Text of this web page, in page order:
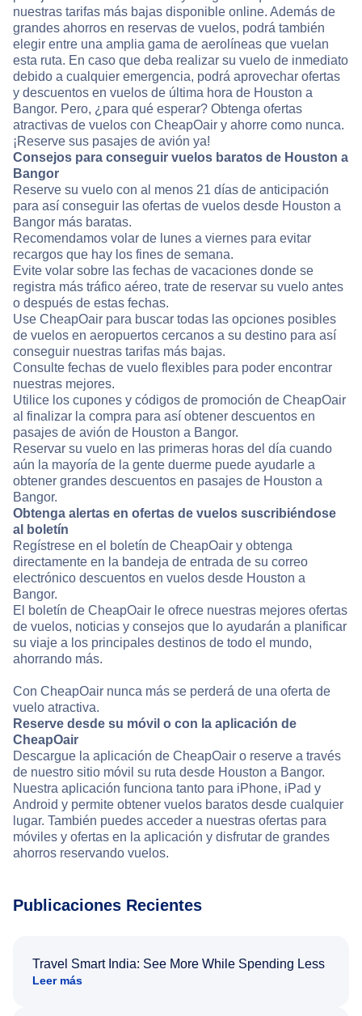
nuestras tarifas más bajas disponible online. Además de
grandes ahorros en reservas de vuelos, podrá también
elegir entre una amplia gama de aerolíneas que vuelan
esta ruta. En caso que deba realizar su vuelo de inmediato
debido a cualquier emergencia, podrá aprovechar ofertas
y descuentos en vuelos de última hora de Houston a
Bangor. Pero, ¿para qué esperar? Obtenga ofertas
atractivas de vuelos con CheapOair y ahorre como nunca.
¡Reserve sus pasajes de avión ya!
Consejos para conseguir vuelos baratos de Houston a
Bangor
Reserve su vuelo con al menos 21 días de anticipación
para así conseguir las ofertas de vuelos desde Houston a
Bangor más baratas.
Recomendamos volar de lunes a viernes para evitar
recargos que hay los fines de semana.
Evite volar sobre las fechas de vacaciones donde se
registra más tráfico aéreo, trate de reservar su vuelo antes
o después de estas fechas.
Use CheapOair para buscar todas las opciones posibles
de vuelos en aeropuertos cercanos a su destino para así
conseguir nuestras tarifas más bajas.
Consulte fechas de vuelo flexibles para poder encontrar
nuestras mejores.
Utilice los cupones y códigos de promoción de CheapOair
al finalizar la compra para así obtener descuentos en
pasajes de avión de Houston a Bangor.
Reservar su vuelo en las primeras horas del día cuando
aún la mayoría de la gente duerme puede ayudarle a
obtener grandes descuentos en pasajes de Houston a
Bangor.
Obtenga alertas en ofertas de vuelos suscribiéndose
al boletín
Regístrese en el boletín de CheapOair y obtenga
directamente en la bandeja de entrada de su correo
electrónico descuentos en vuelos desde Houston a
Bangor.
El boletín de CheapOair le ofrece nuestras mejores ofertas
de vuelos, noticias y consejos que lo ayudarán a planificar
su viaje a los principales destinos de todo el mundo,
ahorrando más.
Con CheapOair nunca más se perderá de una oferta de
vuelo atractiva.
Reserve desde su móvil o con la aplicación de
CheapOair
Descargue la aplicación de CheapOair o reserve a través
de nuestro sitio móvil su ruta desde Houston a Bangor.
Nuestra aplicación funciona tanto para iPhone, iPad y
Android y permite obtener vuelos baratos desde cualquier
lugar. También puedes acceder a nuestras ofertas para
móviles y ofertas en la aplicación y disfrutar de grandes
ahorros reservando vuelos.
Publicaciones Recientes
Travel Smart India: See More While Spending Less
Leer más